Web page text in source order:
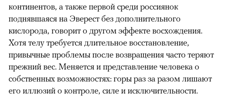
континентов, а также первой среди россиянок
поднявшаяся на Эверест без дополнительного
кислорода, говорит о другом эффекте восхождения.
Хотя телу требуется длительное восстановление,
привычные проблемы после возвращения часто теряют
прежний вес. Меняется и представление человека о
собственных возможностях: горы раз за разом лишают
его иллюзий о контроле, силе и исключительности.